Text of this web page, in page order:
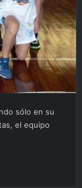
sólo en su
el equipo